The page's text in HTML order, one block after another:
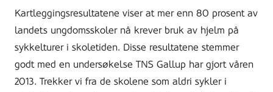
Kartleggingsresultatene viser at mer enn 80 prosent av
landets ungdomsskoler nå krever bruk av hjelm på
sykkelturer i skoletiden. Disse resultatene stemmer
godt med en undersøkelse TNS Gallup har gjort våren
2013. Trekker vi fra de skolene som aldri sykler i